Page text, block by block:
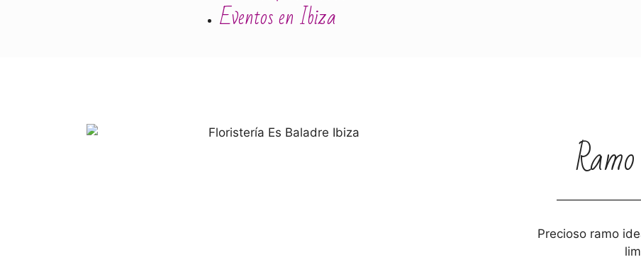
Eventos en Ibiza
Precioso ramo